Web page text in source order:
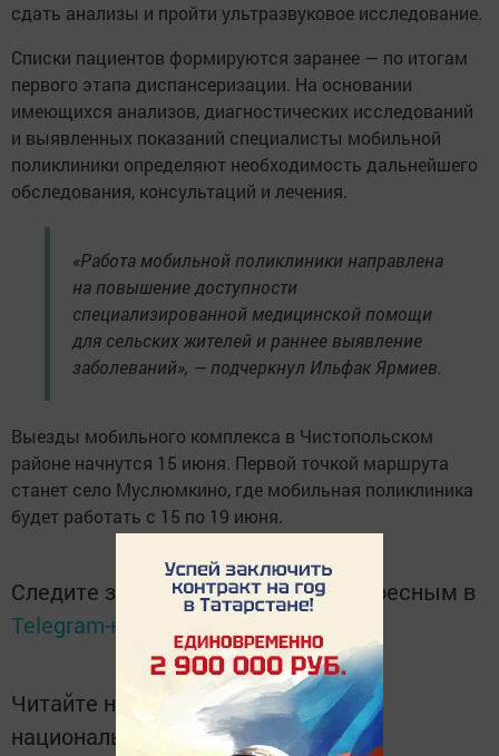
сдать анализы и пройти ультразвуковое исследование.
Списки пациентов формируются заранее — по итогам
первого этапа диспансеризации. На основании
имеющихся анализов, диагностических исследований
и выявленных показаний специалисты мобильной
поликлиники определяют необходимость дальнейшего
обследования, консультаций и лечения.
«Работа мобильной поликлиники направлена
на повышение доступности
специализированной медицинской помощи
для сельских жителей и раннее выявление
заболеваний», — подчеркнул Ильфак Ярмиев.
Выезды мобильного комплекса в Чистопольском
районе начнутся 15 июня. Первой точкой маршрута
станет село Муслюмкино, где мобильная поликлиника
будет работать с 15 по 19 июня.
Следите за самым важным и интересным в
Telegram-канале
Читайте новости Татарстана в
национальном мессенджере MАХ: